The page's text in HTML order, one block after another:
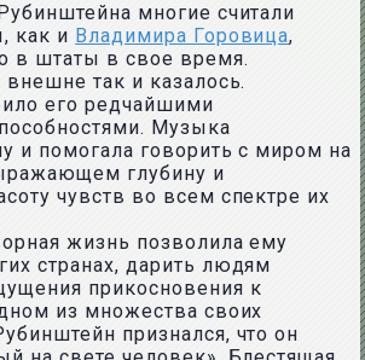
многие считали
как и Владимира Горовица,
в штаты в свое время.
так и казалось.
его редчайшими
Музыка
и помогала говорить с миром на
глубину и
чувств во всем спектре их
жизнь позволила ему
странах, дарить людям
прикосновения к
из множества своих
признался, что он